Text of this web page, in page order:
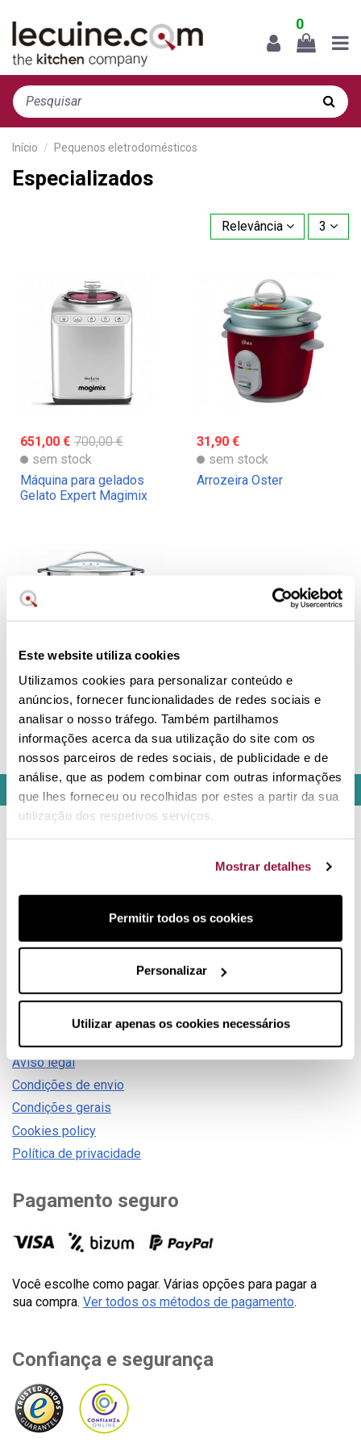
Este website utiliza cookies
Utilizamos cookies para personalizar conteúdo e
anúncios, fornecer funcionalidades de redes sociais e
analisar o nosso tráfego. Também partilhamos
informações acerca da sua utilização do site com os
nossos parceiros de redes sociais, de publicidade e de
análise, que as podem combinar com outras informações
que lhes forneceu ou recolhidas por estes a partir da sua
utilização dos respetivos serviços.
Mostrar detalhes
Permitir todos os cookies
Personalizar
Utilizar apenas os cookies necessários
0
Início Pequenos eletrodomésticos
Especializados
Relevância 3
651,00 € 700,00 €
sem stock
Máquina para gelados
Gelato Expert Magimix
31,90 €
sem stock
Arrozeira Oster
320,00 €
sem stock
Vaporeira elétrica
Magimix
Também nas redes:
Informação
Blog Lecuiners
Aviso legal
Condições de envio
Condições gerais
Cookies policy
Política de privacidade
Pagamento seguro
Você escolhe como pagar. Várias opções para pagar a
sua compra. Ver todos os métodos de pagamento.
Confiança e segurança